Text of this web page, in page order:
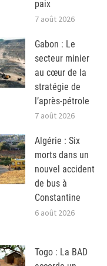
paix
7 août 2026
Gabon : Le
secteur minier
au cœur de la
stratégie de
l’après-pétrole
7 août 2026
Algérie : Six
morts dans un
nouvel accident
de bus à
Constantine
6 août 2026
Togo : La BAD